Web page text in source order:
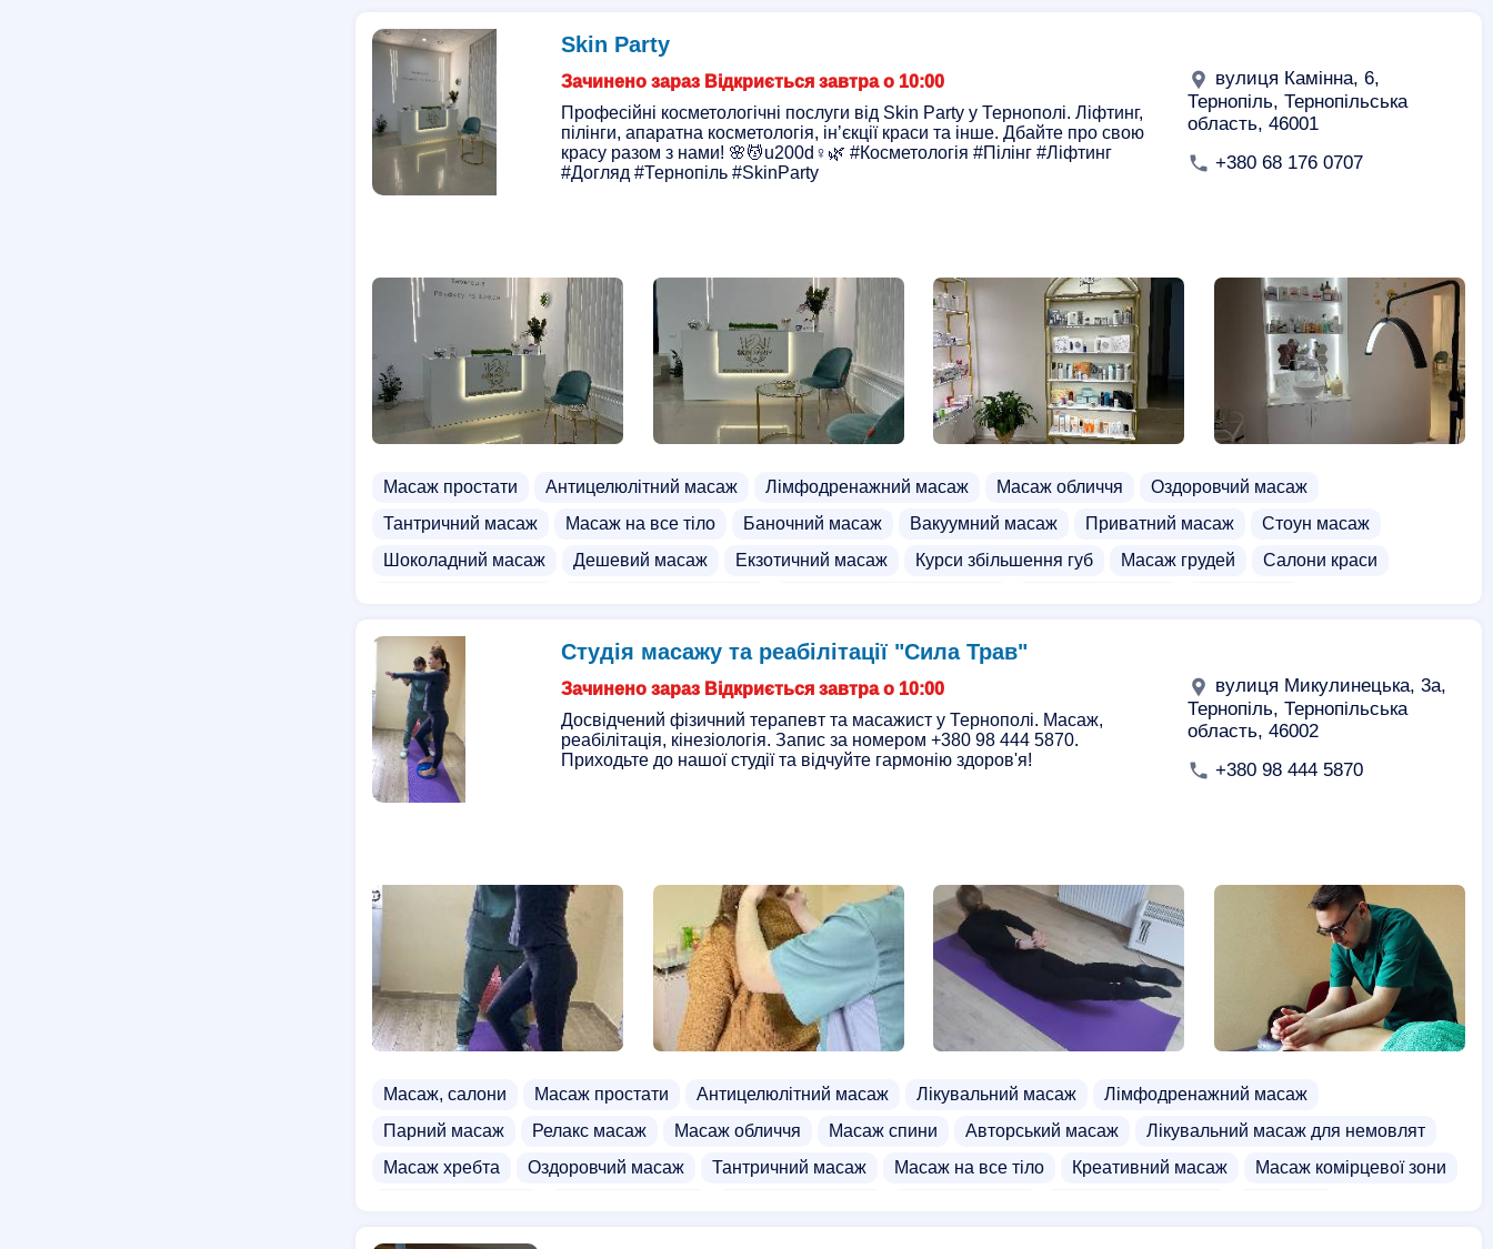
СПА комплекси
Skin Party
Зачинено зараз Відкриється завтра о 10:00
Професійні косметологічні послуги від Skin Party у Тернополі. Ліфтинг,
пілінги, апаратна косметологія, інʼєкції краси та інше. Дбайте про свою
красу разом з нами! 🌸💆u200d♀️🌿 #Косметологія #Пілінг #Ліфтинг
#Догляд #Тернопіль #SkinParty
вулиця Камінна, 6,
Тернопіль, Тернопільська
область, 46001
+380 68 176 0707
Масаж простати Антицелюлітний масаж Лімфодренажний масаж Масаж обличчя
Оздоровчий масаж
Тантричний масаж
Масаж на все тіло Баночний масаж Вакуумний масаж Приватний масаж
Стоун масаж
Шоколадний масаж
Дешевий масаж Екзотичний масаж Курси збільшення губ Масаж грудей
Салони краси
Інтимний пірсинг
Студія масажу та реабілітації "Сила Трав"
Зачинено зараз Відкриється завтра о 10:00
Досвідчений фізичний терапевт та масажист у Тернополі. Масаж,
реабілітація, кінезіологія. Запис за номером +380 98 444 5870.
Приходьте до нашої студії та відчуйте гармонію здоров'я!
вулиця Микулинецька, 3а,
Тернопіль, Тернопільська
область, 46002
+380 98 444 5870
Масаж, салони Масаж простати Антицелюлітний масаж Лікувальний масаж
Лімфодренажний масаж
Парний масаж
Релакс масаж Масаж обличчя Масаж спини Авторський масаж
Лікувальний масаж для немовлят
Масаж хребта
Оздоровчий масаж Тантричний масаж Масаж на все тіло Креативний масаж
Масаж комірцевої зони
Приватний масаж